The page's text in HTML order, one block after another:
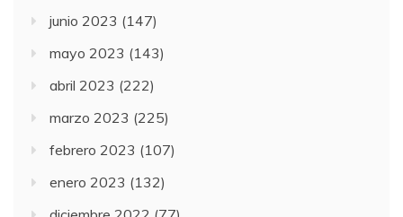
junio 2023 (147)
mayo 2023 (143)
abril 2023 (222)
marzo 2023 (225)
febrero 2023 (107)
enero 2023 (132)